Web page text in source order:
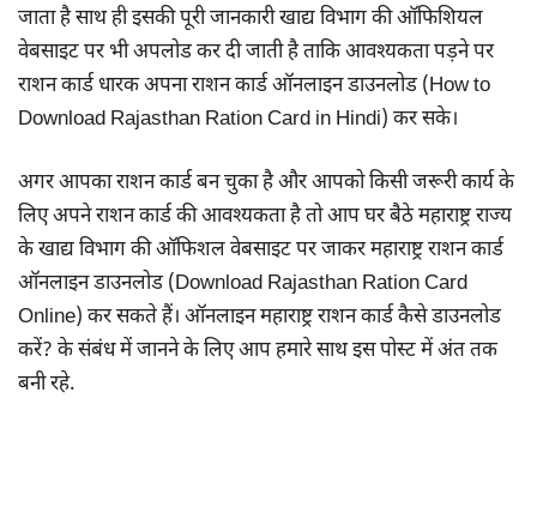
जाता है साथ ही इसकी पूरी जानकारी खाद्य विभाग की ऑफिशियल
वेबसाइट पर भी अपलोड कर दी जाती है ताकि आवश्यकता पड़ने पर
राशन कार्ड धारक अपना राशन कार्ड ऑनलाइन डाउनलोड (How to
Download Rajasthan Ration Card in Hindi) कर सके।
अगर आपका राशन कार्ड बन चुका है और आपको किसी जरूरी कार्य के
लिए अपने राशन कार्ड की आवश्यकता है तो आप घर बैठे महाराष्ट्र राज्य
के खाद्य विभाग की ऑफिशल वेबसाइट पर जाकर महाराष्ट्र राशन कार्ड
ऑनलाइन डाउनलोड (Download Rajasthan Ration Card
Online) कर सकते हैं। ऑनलाइन महाराष्ट्र राशन कार्ड कैसे डाउनलोड
करें? के संबंध में जानने के लिए आप हमारे साथ इस पोस्ट में अंत तक
बनी रहे.